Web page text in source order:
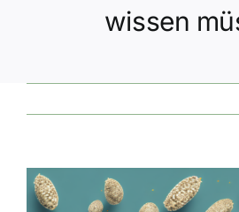
wissen
Zeige
grösseres